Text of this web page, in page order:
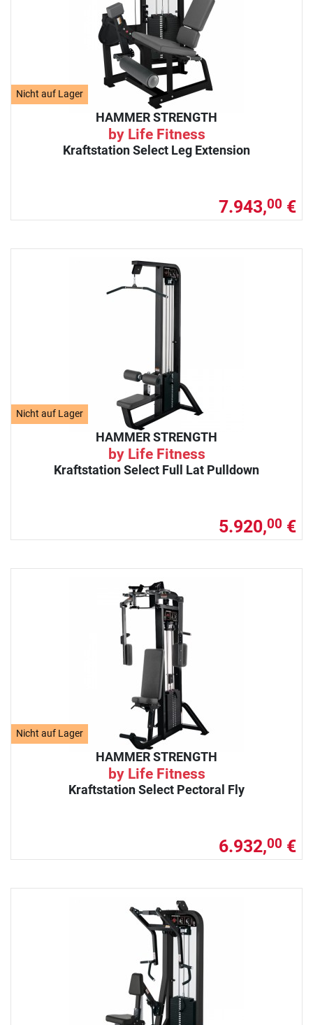
Nicht auf Lager
HAMMER STRENGTH
by Life Fitness
Kraftstation Select Leg Extension
7.943,00 €
Nicht auf Lager
HAMMER STRENGTH
by Life Fitness
Kraftstation Select Full Lat Pulldown
5.920,00 €
Nicht auf Lager
HAMMER STRENGTH
by Life Fitness
Kraftstation Select Pectoral Fly
6.932,00 €